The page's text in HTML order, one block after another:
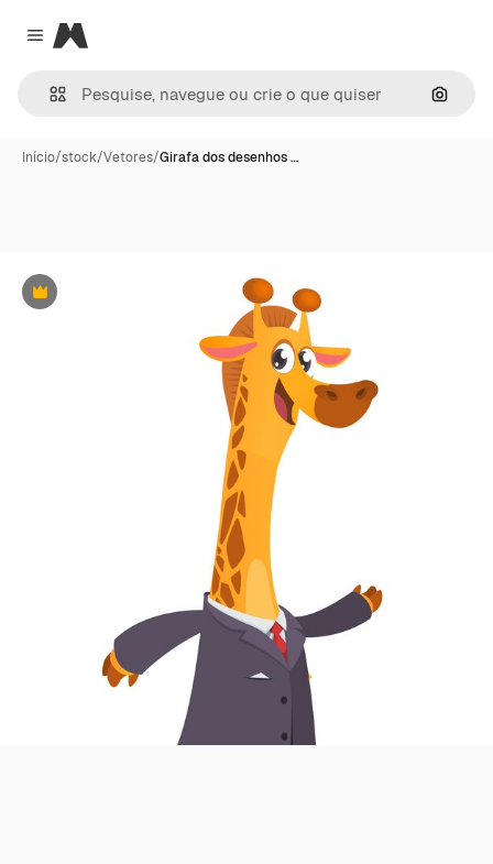
Close menu
Magnific
Início/stock/Vetores/Girafa dos desenhos …
Premium